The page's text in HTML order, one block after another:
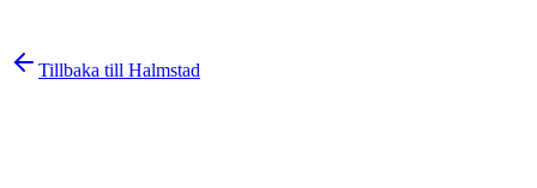
Tillbaka till Halmstad